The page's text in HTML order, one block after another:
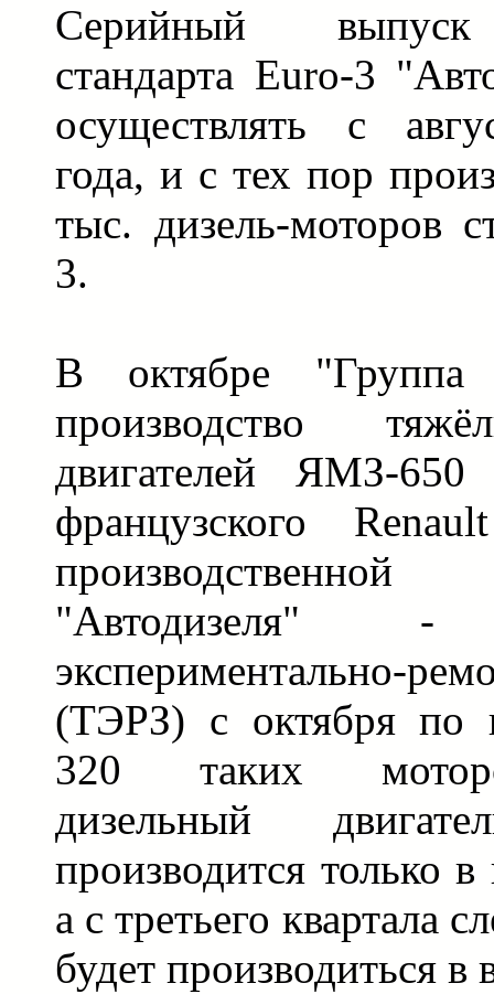
Серийный выпуск
стандарта Euro-3
осуществлять с
года, и с тех пор
тыс. дизель-моторов
3.
В октябре "Группа
производство
двигателей ЯМЗ-
французского
"Автодизеля" -
экспериментально-
(ТЭРЗ) с октября по
320 таких
дизельный
производится только
а с третьего квартала
будет производиться в